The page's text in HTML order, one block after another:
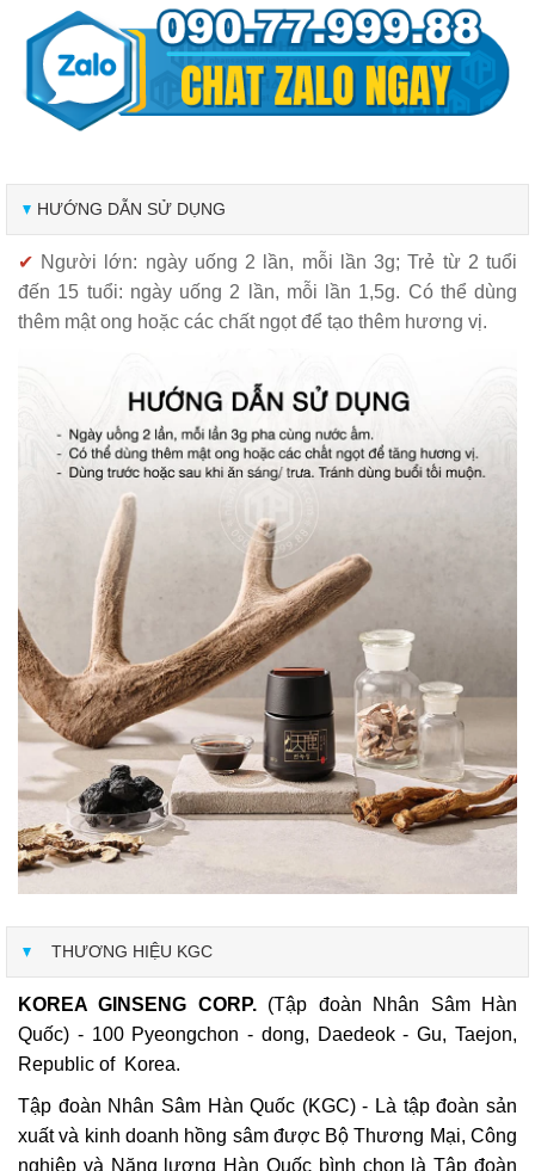
HƯỚNG DẪN SỬ DỤNG
✔ Người lớn: ngày uống 2 lần, mỗi lần 3g; Trẻ từ 2 tuổi
đến 15 tuổi: ngày uống 2 lần, mỗi lần 1,5g. Có thể dùng
thêm mật ong hoặc các chất ngọt để tạo thêm hương vị.
THƯƠNG HIỆU KGC
KOREA GINSENG CORP. (Tập đoàn Nhân Sâm Hàn
Quốc) - 100 Pyeongchon - dong, Daedeok - Gu, Taejon,
Republic of Korea.
Tập đoàn Nhân Sâm Hàn Quốc (KGC) - Là tập đoàn sản
xuất và kinh doanh hồng sâm được Bộ Thương Mại, Công
nghiệp và Năng lượng Hàn Quốc bình chọn là Tập đoàn